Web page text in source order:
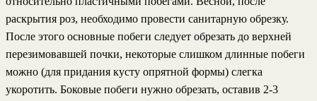
раскрытия роз, необходимо провести санитарную обрезку.
После этого основные побеги следует обрезать до верхней
перезимовавшей почки, некоторые слишком длинные побеги
можно (для придания кусту опрятной формы) слегка
укоротить. Боковые побеги нужно обрезать, оставив 2-3